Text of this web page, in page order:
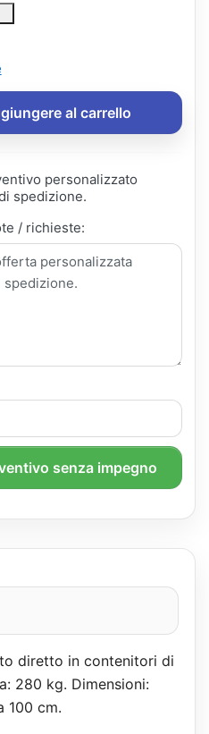
selling price paid by
al carrello
personalizzato
spedizione.
/ richieste:
senza impegno
diretto in contenitori di
280 kg. Dimensioni:
100 cm.